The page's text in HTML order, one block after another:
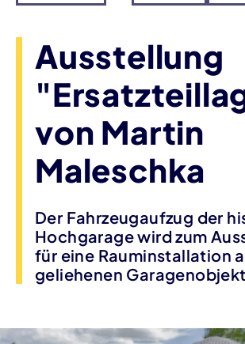
Ausstellung
von Martin
Maleschka
Der Fahrzeugaufzug der
Hochgarage wird zum
für eine Rauminstallation
geliehenen